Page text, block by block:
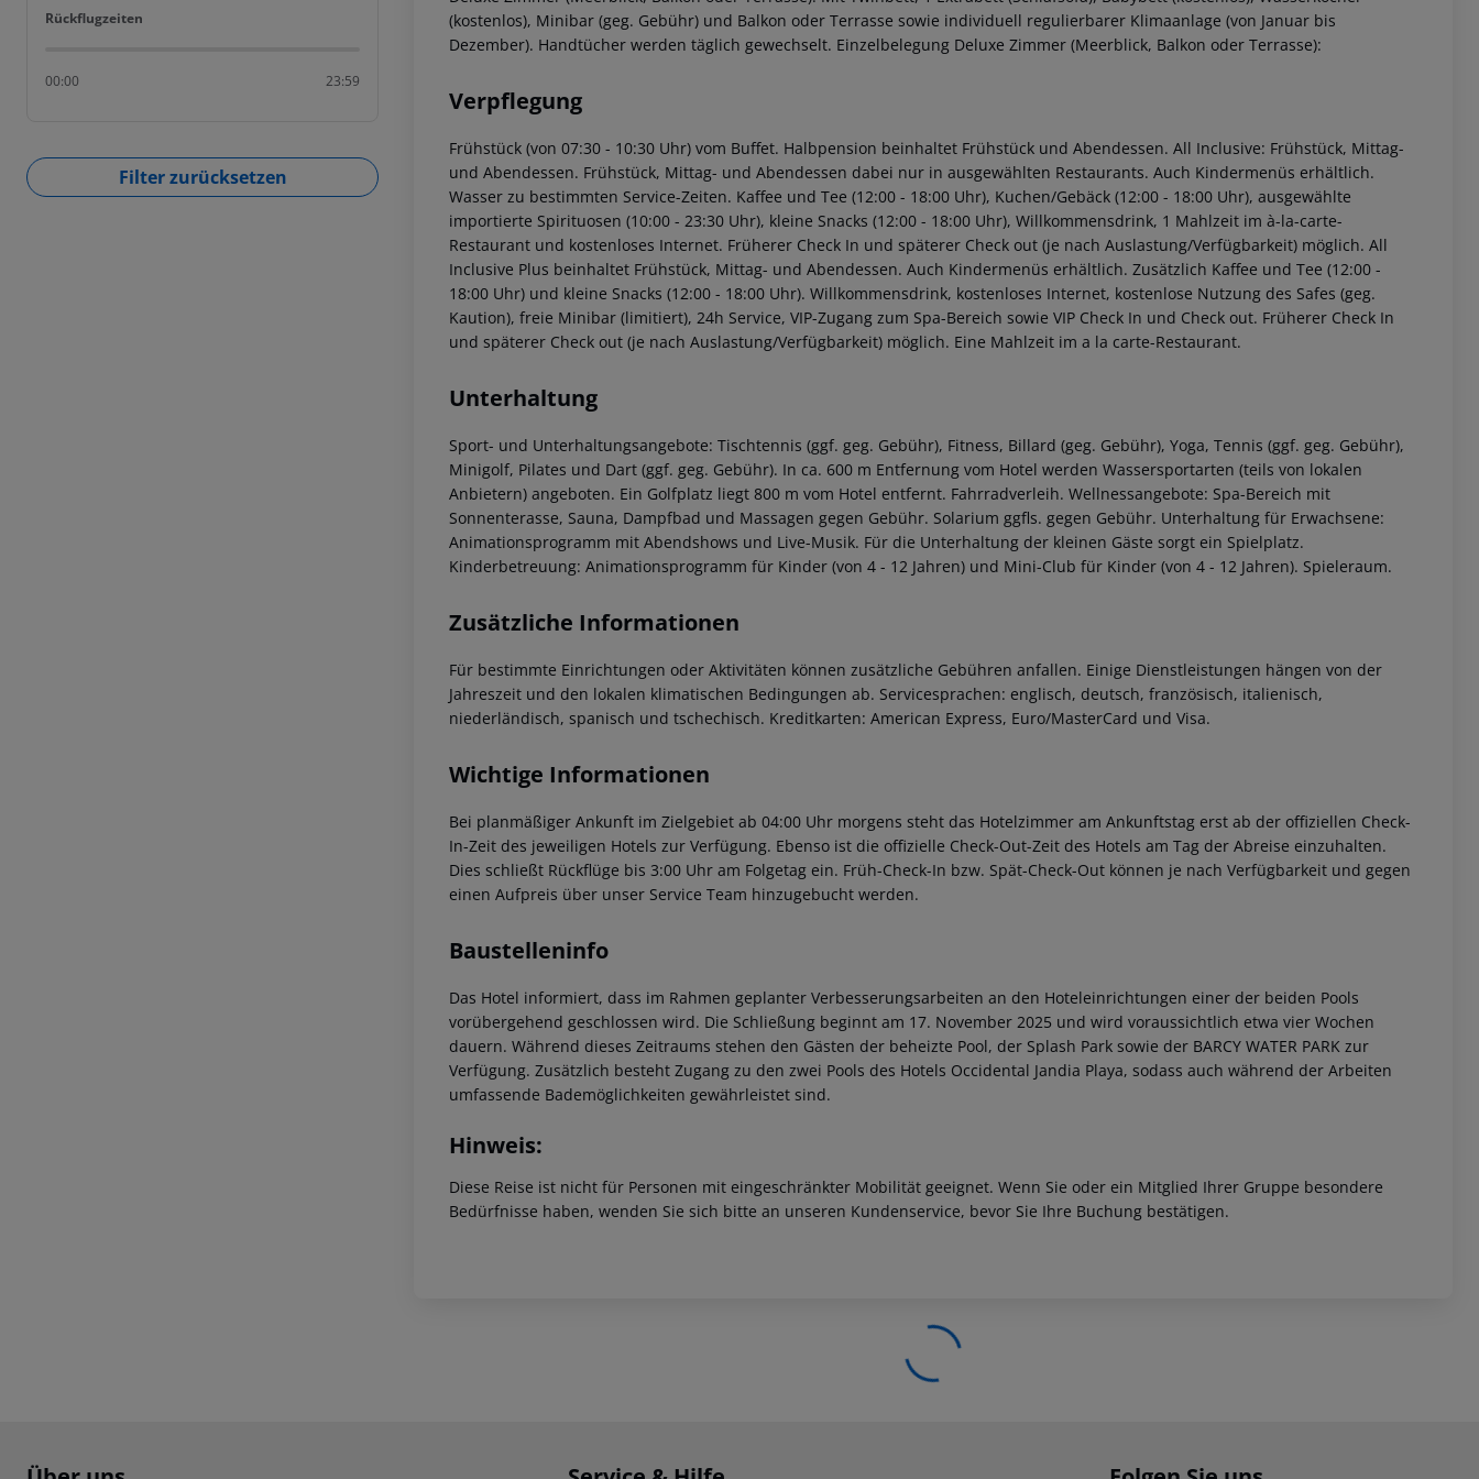
Rückflugzeiten
Rückflugzeiten
00:00 23:59
Filter zurücksetzen
(kostenlos), Minibar (geg. Gebühr) und Balkon oder Terrasse sowie individuell regulierbarer Klimaanlage (von Januar bis
Dezember). Handtücher werden täglich gewechselt. Einzelbelegung Deluxe Zimmer (Meerblick, Balkon oder Terrasse):
Verpflegung
Frühstück (von 07:30 - 10:30 Uhr) vom Buffet. Halbpension beinhaltet Frühstück und Abendessen. All Inclusive: Frühstück, Mittag-
und Abendessen. Frühstück, Mittag- und Abendessen dabei nur in ausgewählten Restaurants. Auch Kindermenüs erhältlich.
Wasser zu bestimmten Service-Zeiten. Kaffee und Tee (12:00 - 18:00 Uhr), Kuchen/Gebäck (12:00 - 18:00 Uhr), ausgewählte
importierte Spirituosen (10:00 - 23:30 Uhr), kleine Snacks (12:00 - 18:00 Uhr), Willkommensdrink, 1 Mahlzeit im à-la-carte-
Restaurant und kostenloses Internet. Früherer Check In und späterer Check out (je nach Auslastung/Verfügbarkeit) möglich. All
Inclusive Plus beinhaltet Frühstück, Mittag- und Abendessen. Auch Kindermenüs erhältlich. Zusätzlich Kaffee und Tee (12:00 -
18:00 Uhr) und kleine Snacks (12:00 - 18:00 Uhr). Willkommensdrink, kostenloses Internet, kostenlose Nutzung des Safes (geg.
Kaution), freie Minibar (limitiert), 24h Service, VIP-Zugang zum Spa-Bereich sowie VIP Check In und Check out. Früherer Check In
und späterer Check out (je nach Auslastung/Verfügbarkeit) möglich. Eine Mahlzeit im a la carte-Restaurant.
Unterhaltung
Sport- und Unterhaltungsangebote: Tischtennis (ggf. geg. Gebühr), Fitness, Billard (geg. Gebühr), Yoga, Tennis (ggf. geg. Gebühr),
Minigolf, Pilates und Dart (ggf. geg. Gebühr). In ca. 600 m Entfernung vom Hotel werden Wassersportarten (teils von lokalen
Anbietern) angeboten. Ein Golfplatz liegt 800 m vom Hotel entfernt. Fahrradverleih. Wellnessangebote: Spa-Bereich mit
Sonnenterasse, Sauna, Dampfbad und Massagen gegen Gebühr. Solarium ggfls. gegen Gebühr. Unterhaltung für Erwachsene:
Animationsprogramm mit Abendshows und Live-Musik. Für die Unterhaltung der kleinen Gäste sorgt ein Spielplatz.
Kinderbetreuung: Animationsprogramm für Kinder (von 4 - 12 Jahren) und Mini-Club für Kinder (von 4 - 12 Jahren). Spieleraum.
Zusätzliche Informationen
Für bestimmte Einrichtungen oder Aktivitäten können zusätzliche Gebühren anfallen. Einige Dienstleistungen hängen von der
Jahreszeit und den lokalen klimatischen Bedingungen ab. Servicesprachen: englisch, deutsch, französisch, italienisch,
niederländisch, spanisch und tschechisch. Kreditkarten: American Express, Euro/MasterCard und Visa.
Wichtige Informationen
Bei planmäßiger Ankunft im Zielgebiet ab 04:00 Uhr morgens steht das Hotelzimmer am Ankunftstag erst ab der offiziellen Check-
In-Zeit des jeweiligen Hotels zur Verfügung. Ebenso ist die offizielle Check-Out-Zeit des Hotels am Tag der Abreise einzuhalten.
Dies schließt Rückflüge bis 3:00 Uhr am Folgetag ein. Früh-Check-In bzw. Spät-Check-Out können je nach Verfügbarkeit und gegen
einen Aufpreis über unser Service Team hinzugebucht werden.
Baustelleninfo
Das Hotel informiert, dass im Rahmen geplanter Verbesserungsarbeiten an den Hoteleinrichtungen einer der beiden Pools
vorübergehend geschlossen wird. Die Schließung beginnt am 17. November 2025 und wird voraussichtlich etwa vier Wochen
dauern. Während dieses Zeitraums stehen den Gästen der beheizte Pool, der Splash Park sowie der BARCY WATER PARK zur
Verfügung. Zusätzlich besteht Zugang zu den zwei Pools des Hotels Occidental Jandia Playa, sodass auch während der Arbeiten
umfassende Bademöglichkeiten gewährleistet sind.
Hinweis:
Diese Reise ist nicht für Personen mit eingeschränkter Mobilität geeignet. Wenn Sie oder ein Mitglied Ihrer Gruppe besondere
Bedürfnisse haben, wenden Sie sich bitte an unseren Kundenservice, bevor Sie Ihre Buchung bestätigen.